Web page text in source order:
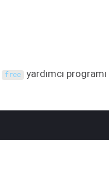
free yardımcı programı